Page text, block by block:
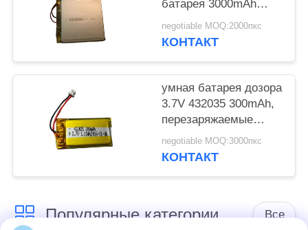
батарея 3000mAh
полимера лития для
банка солнечной
negotiable MOQ:2000пкс
КОНТАКТ
умная батарея дозора
3.7V 432035 300mAh,
перезаряжаемые
батарея полимера Li
negotiable MOQ:3000пкс
КОНТАКТ
Популярные категории Все